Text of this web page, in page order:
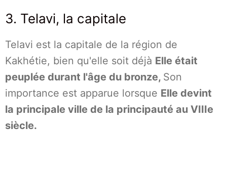
3. Telavi, la capitale
Telavi est la capitale de la région de
Kakhétie, bien qu'elle soit déjà Elle était
peuplée durant l'âge du bronze, Son
importance est apparue lorsque Elle devint
la principale ville de la principauté au VIIIe
siècle.